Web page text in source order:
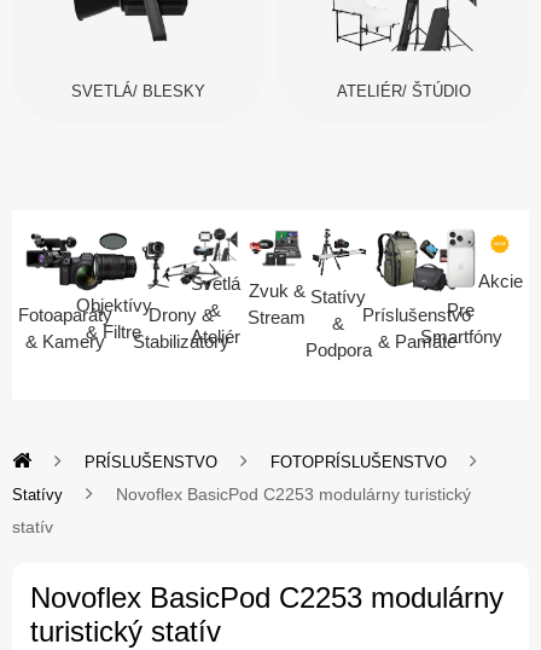
SVETLÁ/ BLESKY ATELIÉR/ ŠTÚDIO
Fotoaparáty
& Kamery
Objektívy
& Filtre
Drony &
Stabilizátory
Svetlá
&
Ateliér
Zvuk &
Stream
Statívy
&
Podpora
Príslušenstvo
& Pamäte
Pre
Smartfóny
Akcie
PRÍSLUŠENSTVO
FOTOPRÍSLUŠENSTVO
Statívy
Novoflex BasicPod C2253 modulárny turistický
statív
Novoflex BasicPod C2253 modulárny
turistický statív